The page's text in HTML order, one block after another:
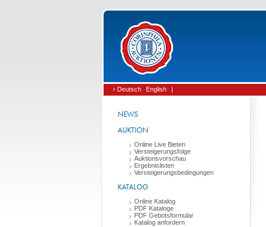
› Deutsch English |
NEWS
AUKTION
Online Live Bieten
Versteigerungsfolge
Auktionsvorschau
Ergebnislisten
Versteigerungsbedingungen
KATALOG
Online Katalog
PDF Kataloge
PDF Gebotsformular
Katalog anfordern